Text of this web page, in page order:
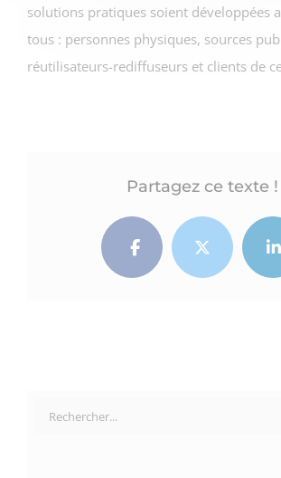
solutions pratiques soient développées
tous : personnes physiques, sources
réutilisateurs-rediffuseurs et clients de
Partagez ce texte !
FacebookTwitter
Rechercher: